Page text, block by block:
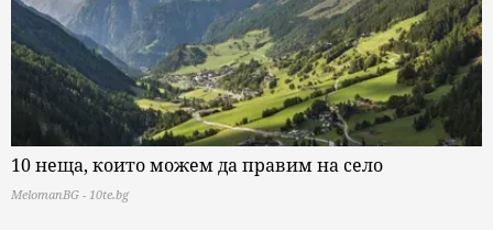
10 неща, които можем да правим на село
MelomanBG - 10te.bg